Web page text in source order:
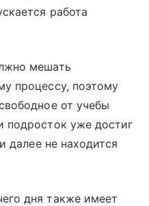
работа
мешать
процессу, поэтому
от учебы
подросток уже достиг
далее не находится
дня также имеет